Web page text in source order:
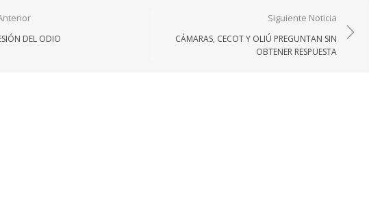
DEL ODIO
Siguiente Noticia
CÁMARAS, CECOT Y OLIÚ PREGUNTAN SIN
OBTENER RESPUESTA